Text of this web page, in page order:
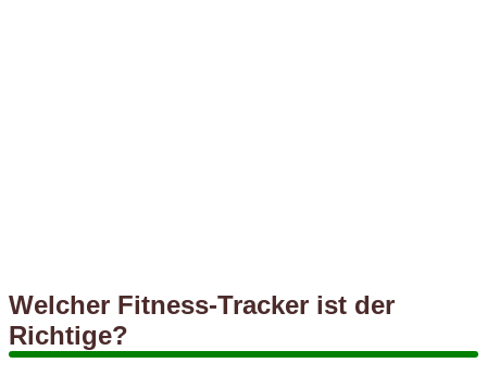
Welcher Fitness-Tracker ist der
Richtige?